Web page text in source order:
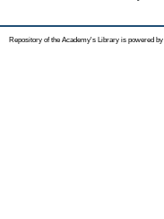
Repository of the Academy's Library is powered by